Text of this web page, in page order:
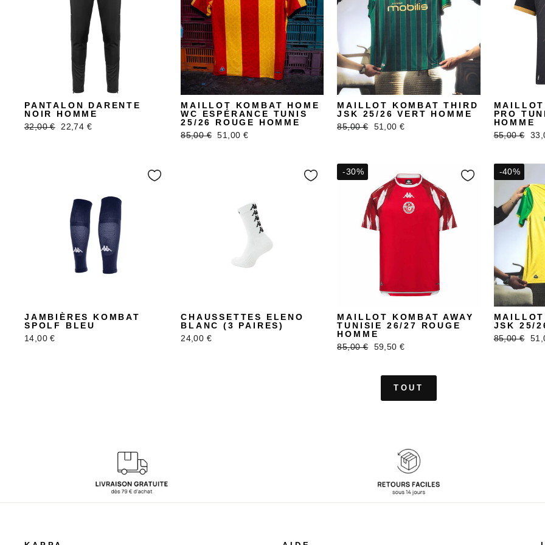
PANTALON DARENTE
NOIR HOMME
Prix
32,00 €
Prix
22,74 €
MAILLOT KOMBAT HOME
WC ESPÉRANCE TUNIS
25/26 ROUGE HOMME
Prix
85,00 € Prix
51,00 €
MAILLOT KOMBAT THIRD
JSK 25/26 VERT HOMME
Prix
85,00 €
Prix
51,00 €
PRO
HOMME
Prix
55,00 €
Prix
JAMBIÈRES KOMBAT
SPOLF BLEU
14,00 €
CHAUSSETTES ELENO
BLANC (3 PAIRES)
24,00 €
-30%
MAILLOT KOMBAT AWAY
TUNISIE 26/27 ROUGE
HOMME
Prix
85,00 €
Prix
59,50 €
-40%
JSK 25/
Prix
85,00 €
Prix
TOUT